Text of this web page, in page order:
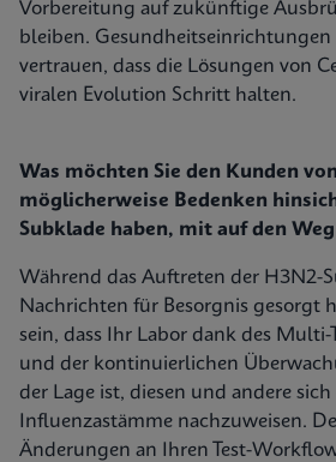
Vorbereitung auf zukünftige
bleiben.
vertrauen, dass die Lösungen von
viralen Evolution Schritt halten.
Was möchten Sie den Kunden
möglicherweise Bedenken
Subklade haben, mit auf den Weg
Während das Auftreten der H3N2-
Nachrichten für Besorgnis gesorgt
sein, dass Ihr Labor dank des Multi-
und der kontinuierlichen
der Lage ist, diesen und andere
Influenzastämme nachzuweisen.
Änderungen an Ihren Test-